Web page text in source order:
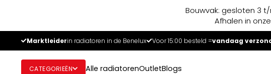
Bouwvak: gesloten 3
Afhalen in
Marktleiderin radiatoren in de Benelux Voor 15:00 besteld =vandaag
CATEGORIEËN Alle radiatorenOutletBlogs